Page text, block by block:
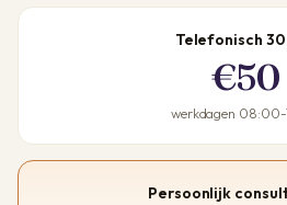
Telefonisch 30
€50
werkdagen 08:00-
Persoonlijk